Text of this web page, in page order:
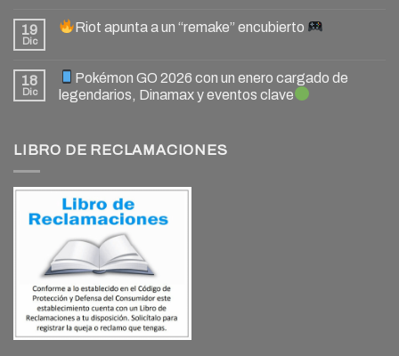
19
Dic
Riot apunta a un “remake” encubierto
18
Dic
Pokémon GO 2026 con un enero cargado de
legendarios, Dinamax y eventos clave
LIBRO DE RECLAMACIONES